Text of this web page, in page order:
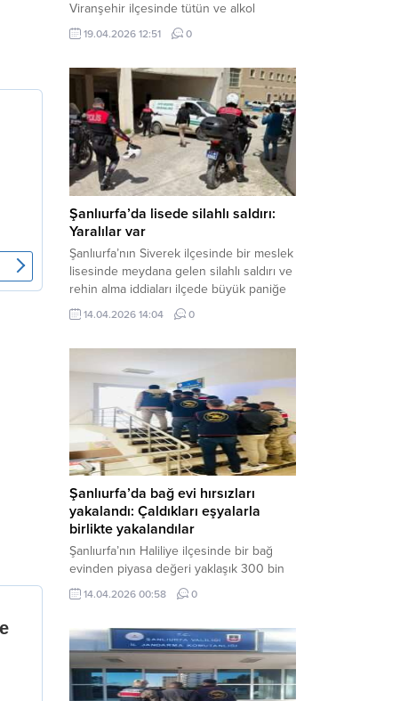
Viranşehir ilçesinde tütün ve alkol
kaçakçılığına yönelik yürüttüğü kapsamlı
çalışmalar neticesinde binlerce paket
Operasyon kapsamında çok sayıda şahıs
hakkında adli süreç başlatıldı. Haber
Merkezi – Şanlıurfa Valiliği bünyesinde İl
Jandarma Komutanlığı tarafından
gerçekleştirilen “Tütün ve Alkol
Kaçakçılarına Yönelik Çalışmalar” tüm...
19.04.2026 12:51 0
Şanlıurfa’da lisede silahlı saldırı:
Yaralılar var
Şanlıurfa’nın Siverek ilçesinde bir meslek
lisesinde meydana gelen silahlı saldırı ve
rehin alma iddiaları ilçede büyük paniğe
neden oldu. Olay yerine çok sayıda özel
harekat polisi ve sağlık ekibi sevk
çalışmaları devam ediyor. Haber Merkezi
– Siverek ilçesi Hasan Çelebi
Mahallesi’nde bulunan Ahmet Koyuncu
Mesleki...
14.04.2026 14:04 0
Şanlıurfa’da bağ evi hırsızları
yakalandı: Çaldıkları eşyalarla
birlikte yakalandılar
Şanlıurfa’nın Haliliye ilçesinde bir bağ
evinden piyasa değeri yaklaşık 300 bin
TL olan eşyaları çalan şüpheliler,
jandarmanın başarılı operasyonuyla
şüpheliden 2’si tutuklanarak cezaevine
gönderildi. Haber Merkezi – Şanlıurfa İl
Jandarma Komutanlığı, “Faili Meçhul
Hırsızlık Olaylarının Aydınlatılmasına”
14.04.2026 00:58 0